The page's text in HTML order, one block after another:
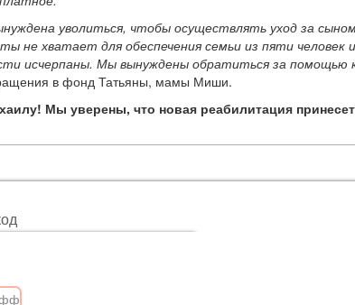
уволиться, чтобы осуществлять уход за
хватает для обеспечения семьи из пяти человек
исчерпаны. Мы вынуждены обратиться за помощью
в фонд Татьяны, мамы Миши.
Мы уверены, что новая реабилитация